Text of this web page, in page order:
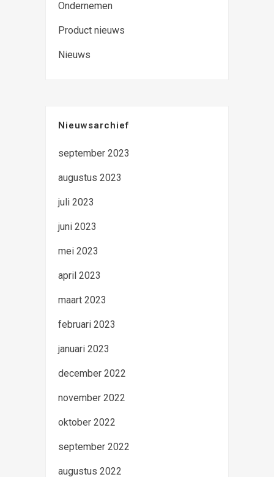
Ondernemen
Product nieuws
Nieuws
Nieuwsarchief
september 2023
augustus 2023
juli 2023
juni 2023
mei 2023
april 2023
maart 2023
februari 2023
januari 2023
december 2022
november 2022
oktober 2022
september 2022
augustus 2022